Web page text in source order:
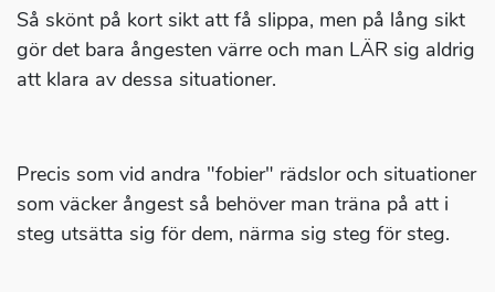
Så skönt på kort sikt att få slippa, men på lång sikt
gör det bara ångesten värre och man LÄR sig aldrig
att klara av dessa situationer.
Precis som vid andra "fobier" rädslor och situationer
som väcker ångest så behöver man träna på att i
steg utsätta sig för dem, närma sig steg för steg.